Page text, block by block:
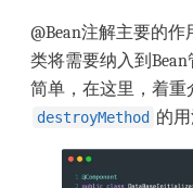
@Bean注解主要的
类将需要纳入到
简单，在这里，着重
destroyMethod 的